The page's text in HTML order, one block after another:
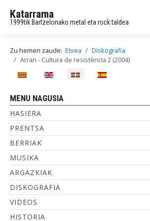
Katarrama
1999tik Bartzelonako metal eta rock taldea
Zu hemen zaude: Etxea
Diskografia
Arran - Cultura de resistència 2 (2004)
Hautatu hizkuntza
MENU NAGUSIA
HASIERA
PRENTSA
BERRIAK
MUSIKA
ARGAZKIAK
DISKOGRAFIA
VIDEOS
HISTORIA